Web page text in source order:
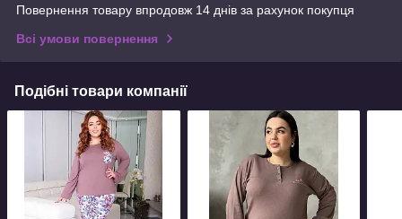
Повернення товару впродовж 14 днів за рахунок покупця
Всі умови повернення
Подібні товари компанії